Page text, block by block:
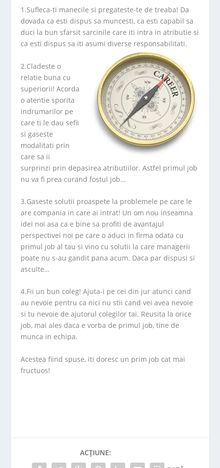
1.Sufleca-ti manecile si pregateste-te de treaba! Da
dovada ca esti dispus sa muncesti, ca esti capabil sa
duci la bun sfarsit sarcinile care iti intra in atributie si
ca esti dispus sa iti asumi diverse responsabilitati.
2.Cladeste o
relatie buna cu
superiorii! Acorda
o atentie sporita
indrumarilor pe
care ti le dau sefii
si gaseste
modalitati prin
care sa ii
surprinzi prin depasirea atributiilor. Astfel primul job
nu va fi prea curand fostul job…
3.Gaseste solutii proaspete la problemele pe care le
are compania in care ai intrat! Un om nou inseamna
idei noi asa ca e bine sa profiti de avantajul
perspectivei noi pe care o aduci in firma odata cu
primul job al tau si vino cu solutii la care managerii
poate nu s-au gandit pana acum. Daca par dispusi si
asculte…
4.Fii un bun coleg! Ajuta-i pe cei din jur atunci cand
au nevoie pentru ca nici nu stii cand vei avea nevoie
si tu nevoie de ajutorul colegilor tai. Reusita la orice
job, mai ales daca e vorba de primul job, tine de
munca in echipa.
Acestea fiind spuse, iti doresc un prim job cat mai
fructuos!
ACȚIUNE: